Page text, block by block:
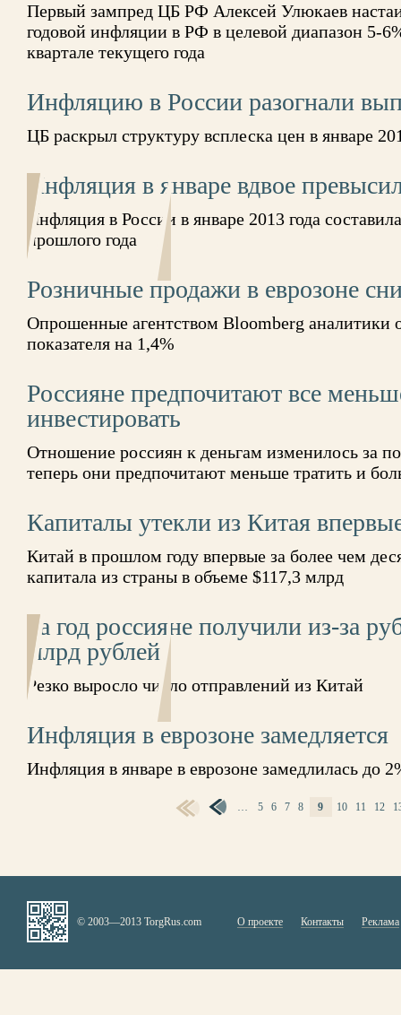
Первый зампред ЦБ РФ Алексей Улюкаев
годовой инфляции в РФ в целевой диапазон 5-
квартале текущего года
Инфляцию в России разогнали
ЦБ раскрыл структуру всплеска цен в январе
Инфляция в январе вдвое
Инфляция в России в январе 2013 года
прошлого года
Розничные продажи в еврозоне
Опрошенные агентством Bloomberg аналитики
показателя на 1,4%
Россияне предпочитают все
инвестировать
Отношение россиян к деньгам изменилось за
теперь они предпочитают меньше тратить и
Капиталы утекли из Китая
Китай в прошлом году впервые за более чем
капитала из страны в объеме $117,3 млрд
За год россияне получили из-за
млрд рублей
Резко выросло число отправлений из Китай
Инфляция в еврозоне замедляется
Инфляция в январе в еврозоне замедлилась до
… 5 6 7 8 9 10 11 12
© 2003—2013 TorgRus.com О проекте Контакты Реклама